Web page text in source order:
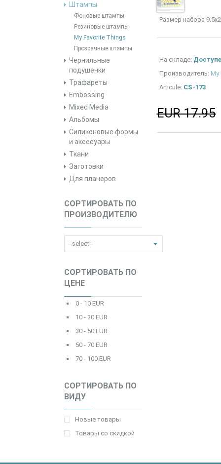
Штампы
Фоновые штампы
Резиновые штампы
My Favorite Things
Прозрачные штампы
Чернильные
подушечки
Трафареты
Embossing
Mixed Media
Альбомы
Силиконовые формы
и аксесуары
Ткани
Заготовки
Для планеров
СОРТИРОВАТЬ ПО
ПРОИЗВОДИТЕЛЮ
СОРТИРОВАТЬ ПО
ЦЕНЕ
0 - 10 EUR
10 - 30 EUR
30 - 50 EUR
50 - 70 EUR
70 - 100 EUR
СОРТИРОВАТЬ ПО
ВИДУ
Новые товары
Товары со скидкой
Размер набора
На складе:
Производитель: My
Articule: CS-173
EUR 17.95